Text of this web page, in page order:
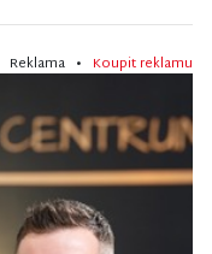
Reklama • Koupit reklamu